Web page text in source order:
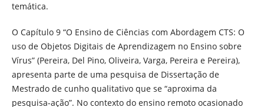
temática.
O Capítulo 9 “O Ensino de Ciências com Abordagem CTS: O
uso de Objetos Digitais de Aprendizagem no Ensino sobre
Vírus” (Pereira, Del Pino, Oliveira, Varga, Pereira e Pereira),
apresenta parte de uma pesquisa de Dissertação de
Mestrado de cunho qualitativo que se “aproxima da
pesquisa-ação”. No contexto do ensino remoto ocasionado